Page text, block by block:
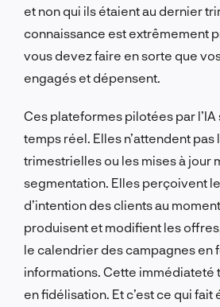
et non qui ils étaient au dernier
connaissance est extrêmement
vous devez faire en sorte que
engagés et dépensent.
Ces plateformes pilotées par l’IA
temps réel. Elles n’attendent pas
trimestrielles ou les mises à jour
segmentation. Elles perçoivent
d’intention des clients au
produisent et modifient les
le calendrier des campagnes en
informations. Cette immédiateté
en fidélisation. Et c’est ce qui